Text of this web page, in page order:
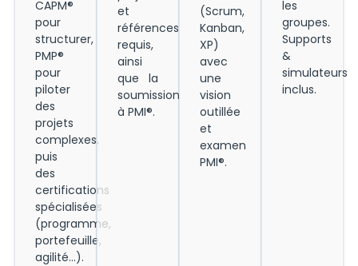
CAPM®
pour
structurer,
PMP®
pour
piloter
des
projets
complexes,
puis
des
certifications
spécialisées
(programme,
portefeuille,
agilité…).
et
références
requis,
ainsi
que la
soumission
à PMI®.
(Scrum,
Kanban,
XP)
avec
une
vision
outillée
et
examen
PMI®.
les
groupes.
Supports
&
simulateurs
inclus.